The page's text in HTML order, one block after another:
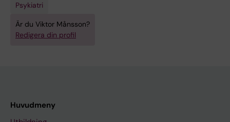
Psykiatri
Är du Viktor Månsson?
Redigera din profil
Huvudmeny